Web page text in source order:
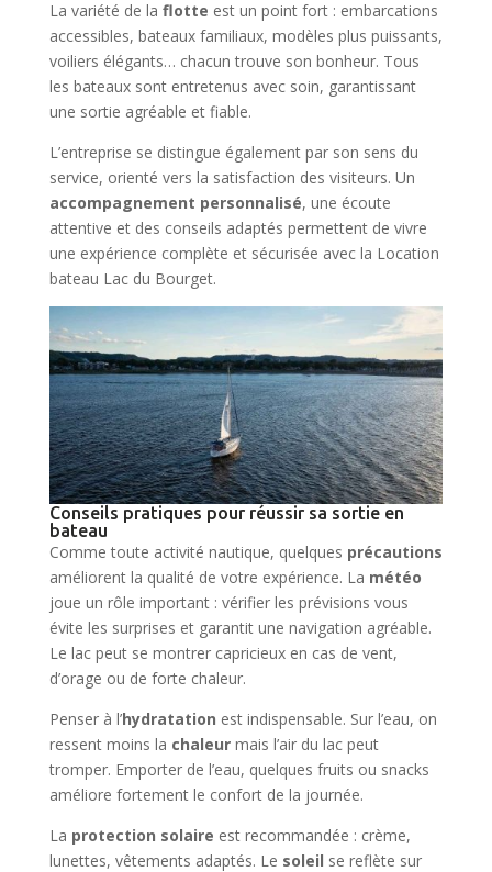
La variété de la flotte est un point fort : embarcations
accessibles, bateaux familiaux, modèles plus puissants,
voiliers élégants… chacun trouve son bonheur. Tous
les bateaux sont entretenus avec soin, garantissant
une sortie agréable et fiable.
L’entreprise se distingue également par son sens du
service, orienté vers la satisfaction des visiteurs. Un
accompagnement personnalisé, une écoute
attentive et des conseils adaptés permettent de vivre
une expérience complète et sécurisée avec la Location
bateau Lac du Bourget.
Conseils pratiques pour réussir sa sortie en
bateau
Comme toute activité nautique, quelques précautions
améliorent la qualité de votre expérience. La météo
joue un rôle important : vérifier les prévisions vous
évite les surprises et garantit une navigation agréable.
Le lac peut se montrer capricieux en cas de vent,
d’orage ou de forte chaleur.
Penser à l’hydratation est indispensable. Sur l’eau, on
ressent moins la chaleur mais l’air du lac peut
tromper. Emporter de l’eau, quelques fruits ou snacks
améliore fortement le confort de la journée.
La protection solaire est recommandée : crème,
lunettes, vêtements adaptés. Le soleil se reflète sur